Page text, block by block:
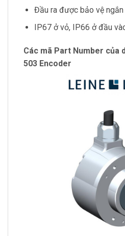
Đầu ra được bảo vệ ngắn
IP67 ở vỏ, IP66 ở đầu
Các mã Part Number của
503 Encoder